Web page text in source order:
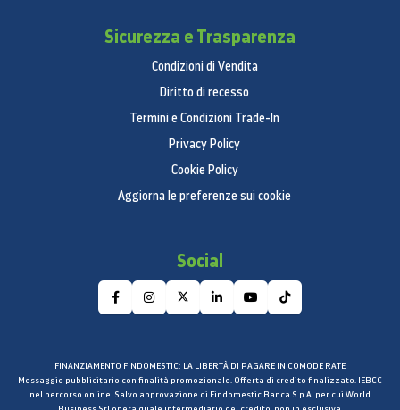
SRS Trusurround XT
Uscita audio (RMS)
Stereo tipo
Altoparlanti
1
Sicurezza e Trasparenza
Condizioni di Vendita
Diritto di recesso
Termini e Condizioni Trade-In
Privacy Policy
Cookie Policy
Aggiorna le preferenze sui cookie
Social
FINANZIAMENTO FINDOMESTIC: LA LIBERTÀ DI PAGARE IN COMODE RATE
Messaggio pubblicitario con finalità promozionale. Offerta di credito finalizzato. IEBCC
nel percorso online. Salvo approvazione di Findomestic Banca S.p.A. per cui World